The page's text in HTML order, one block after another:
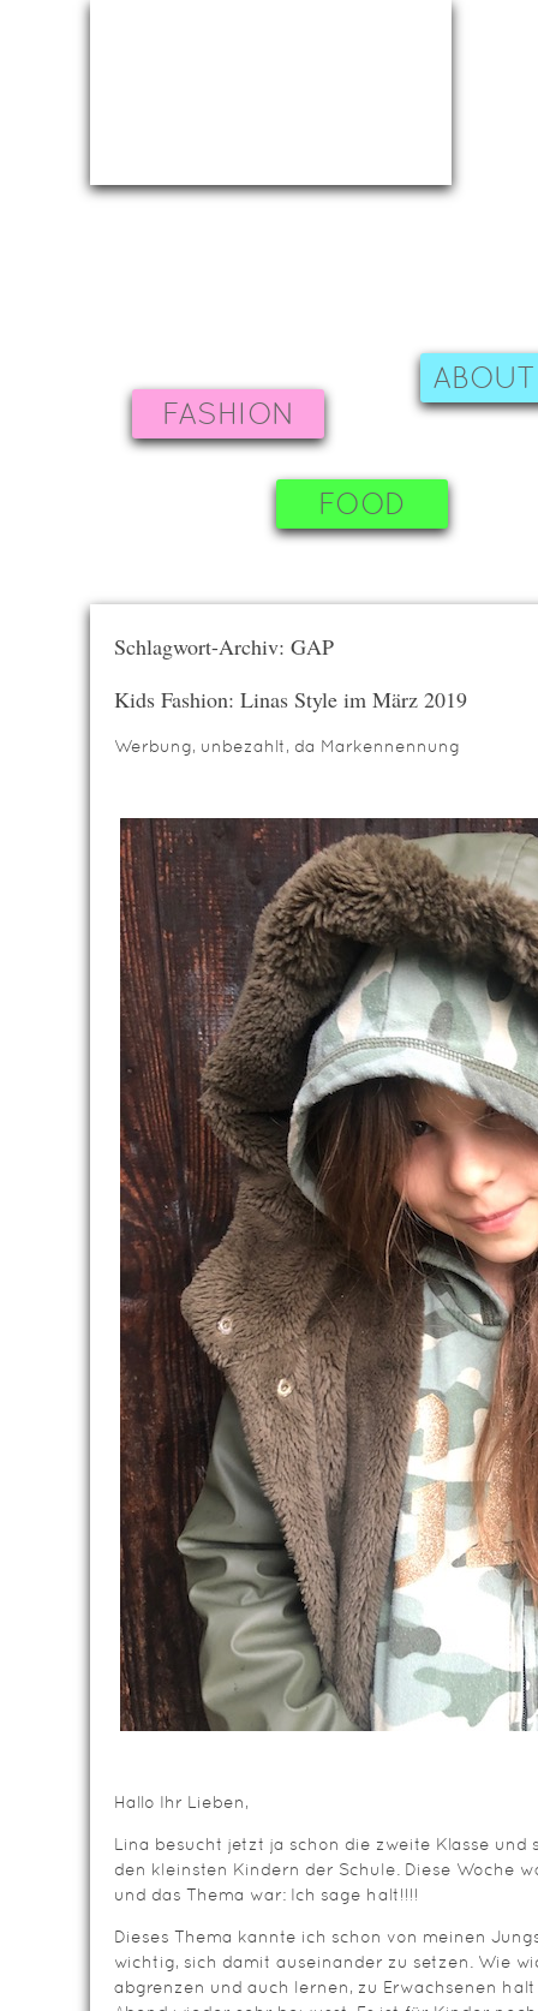
FASHION
FOOD
Schlagwort-Archiv: GAP
Kids Fashion: Linas Style im März 2019
Werbung, unbezahlt, da Markennennung
Hallo Ihr Lieben,
Lina besucht jetzt ja schon die zweite Klasse
den kleinsten Kindern der Schule. Diese Woche
und das Thema war: Ich sage halt!!!!
Dieses Thema kannte ich schon von meinen
wichtig, sich damit auseinander zu setzen. Wie
abgrenzen und auch lernen, zu Erwachsenen